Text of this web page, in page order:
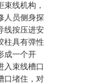
线机构，
人员侧身探
线按压进安
柱具有弹性
成一个开
入束线槽口
口堵住，对